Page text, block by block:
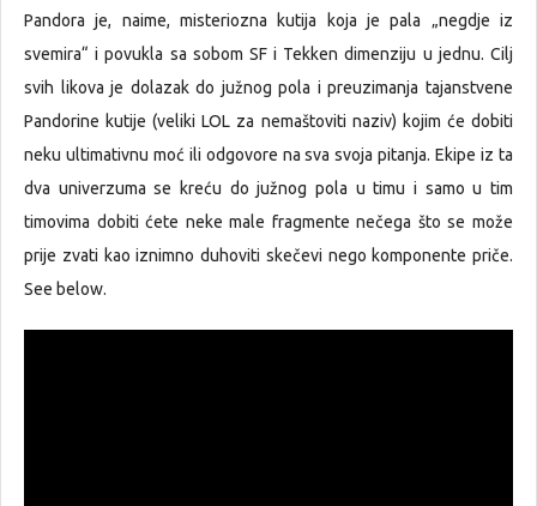
Pandora je, naime, misteriozna kutija koja je pala „negdje iz
svemira“ i povukla sa sobom SF i Tekken dimenziju u jednu. Cilj
svih likova je dolazak do južnog pola i preuzimanja tajanstvene
Pandorine kutije (veliki LOL za nemaštoviti naziv) kojim će dobiti
neku ultimativnu moć ili odgovore na sva svoja pitanja. Ekipe iz ta
dva univerzuma se kreću do južnog pola u timu i samo u tim
timovima dobiti ćete neke male fragmente nečega što se može
prije zvati kao iznimno duhoviti skečevi nego komponente priče.
See below.